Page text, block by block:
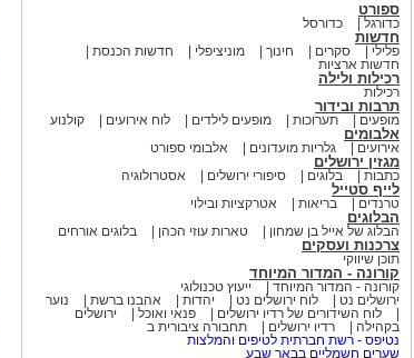
ספורט
כדורגל כדורסל
חדשות
פלילי סקרים חינוך מוניציפלי
חדשות הכנסת
חדשות ארציות
רכילות ולילה
רכילות
תרבות ובידור
מופעים תערוכות מופעים לילדים לוח אירועים קולנוע
אלבומים
אירועים גלריות מועדונים אלבומי ספורט
מגזין ירושלים
כתבות בלוגים סיפורי ירושלים אסטרולוגיה
לייף סטייל
טרנדים בריאות אטרקציות ובילוי
הבלוגים
הבלוג של אייל בן שמחון טארות עוזי הכהן בלוגים אורחים
צרכנות ועסקים
תוכן שיווקי
קורונה - המדור המיוחד
קורונה - המדור המיוחד
ייעוץ טכנולוגי
ירושלים נט
לוח ירושלים נט יהדות אהבנו ברשת
נוער
לוח השידורים של רדיו ירושלים
פנאי ואוכל
ירושלים
בקהילה
רדיו ירושלים
תחבורה ציבורית ב
נטיפס - רשת חברתית לטיפים והמלצות
שערים חשמליים בבאר שבע